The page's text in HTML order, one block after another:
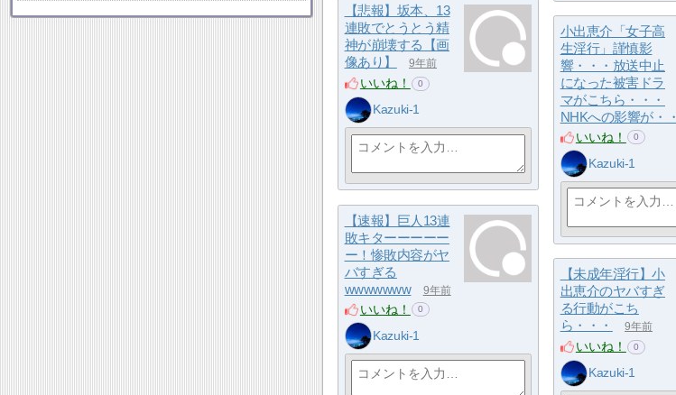
【悲報】坂本、13
連敗でとうとう精
神が崩壊する【画
像あり】
9年前
いいね！ 0
Kazuki-1
小出恵介「女子高
生淫行」謹慎影
響・・・放送中止
になった被害ドラ
マがこちら・・・
NHKへの影響が・・
いいね！ 0
Kazuki-1
【速報】巨人13連
敗キターーーーー
ー！惨敗内容がヤ
バすぎる
wwwwwww
9年前
いいね！ 0
Kazuki-1
【未成年淫行】小
出恵介のヤバすぎ
る行動がこち
ら・・・
9年前
いいね！ 0
Kazuki-1